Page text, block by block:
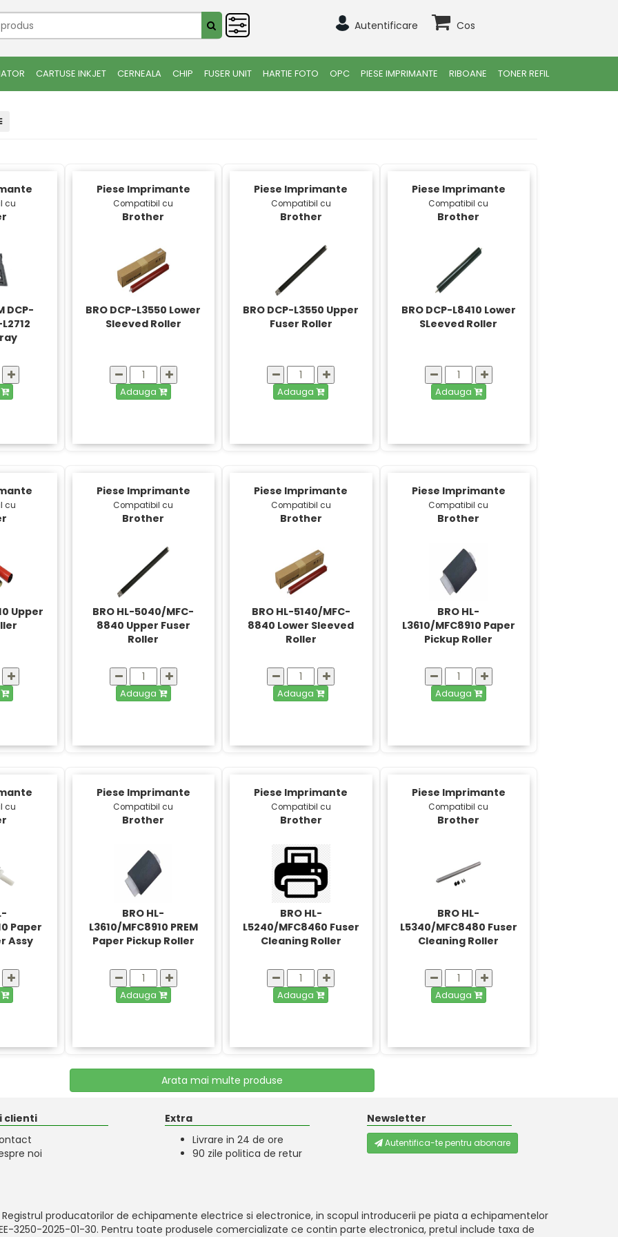
Autentificare Cos
CARTUSE INKJET CERNEALA CHIP FUSER UNIT HARTIE FOTO OPC PIESE IMPRIMANTE RIBOANE TONER REFIL
cu
DCP-
Piese Imprimante
Compatibil cu
Brother
BRO DCP-L3550 Lower
Sleeved Roller
Adauga
Piese Imprimante
Compatibil cu
Brother
BRO DCP-L3550 Upper
Fuser Roller
Adauga
Piese Imprimante
Compatibil cu
Brother
BRO DCP-L8410 Lower
SLeeved Roller
Adauga
cu
Upper
Piese Imprimante
Compatibil cu
Brother
BRO HL-5040/MFC-
8840 Upper Fuser
Roller
Adauga
Piese Imprimante
Compatibil cu
Brother
BRO HL-5140/MFC-
8840 Lower Sleeved
Roller
Adauga
Piese Imprimante
Compatibil cu
Brother
BRO HL-
L3610/MFC8910 Paper
Pickup Roller
Adauga
cu
Paper
Assy
Piese Imprimante
Compatibil cu
Brother
BRO HL-
L3610/MFC8910 PREM
Paper Pickup Roller
Adauga
Piese Imprimante
Compatibil cu
Brother
BRO HL-
L5240/MFC8460 Fuser
Cleaning Roller
Adauga
Piese Imprimante
Compatibil cu
Brother
BRO HL-
L5340/MFC8480 Fuser
Cleaning Roller
Adauga
Arata mai multe produse
clienti
noi
Extra
Livrare in 24 de ore
90 zile politica de retur
Newsletter
Autentifica-te pentru abonare
in Registrul producatorilor de echipamente electrice si electronice, in scopul introducerii pe piata a echipamentelor
3250-2025-01-30. Pentru toate produsele comercializate ce contin parte electronica, pretul include taxa de